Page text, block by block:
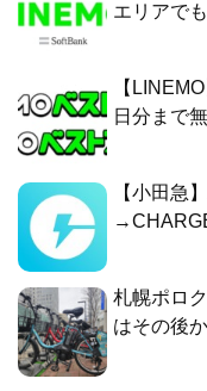
エリアで
【
日分まで
【小田急
札幌ポロ
はその後